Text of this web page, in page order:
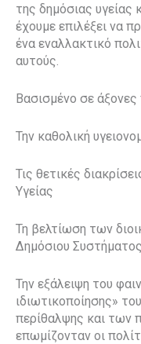
της δημόσιας υγείας
έχουμε επιλέξει να
ένα εναλλακτικό
αυτούς.
Βασισμένο σε
Την καθολική
Τις θετικές
Υγείας
Τη βελτίωση των
Δημόσιου
Την εξάλειψη του
ιδιωτικοποίησης»
περίθαλψης και των
επωμίζονταν οι